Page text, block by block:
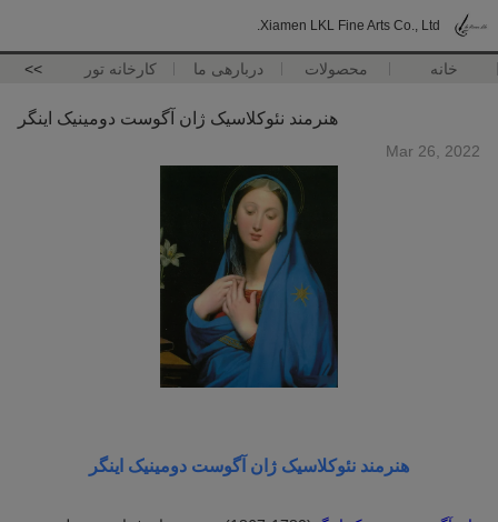
Xiamen LKL Fine Arts Co., Ltd.
خانه محصولات دربارهی ما کارخانه تور >>
هنرمند نئوکلاسیک ژان آگوست دومینیک اینگر
Mar 26, 2022
هنرمند نئوکلاسیک ژان آگوست دومینیک اینگر